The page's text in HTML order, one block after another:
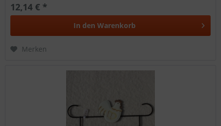
12,14 € *
In den Warenkorb
Merken